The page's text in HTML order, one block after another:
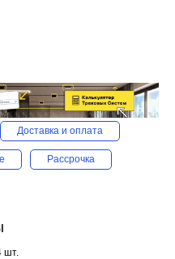
Доставка и оплата
Рассрочка
шт.